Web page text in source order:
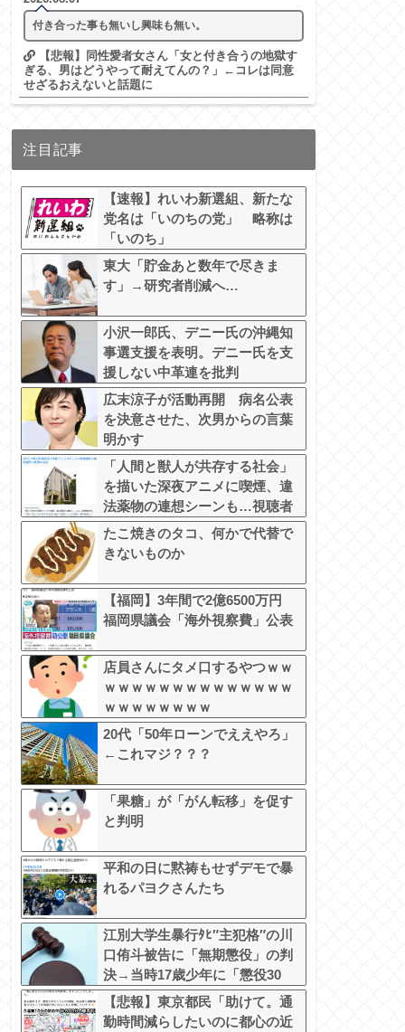
付き合った事も無いし興味も無い。
【悲報】同性愛者女さん「女と付き合うの地獄す
ぎる、男はどうやって耐えてんの？」←コレは同意
せざるおえないと話題に
注目記事
【速報】れいわ新選組、新たな
党名は「いのちの党」 略称は
「いのち」
東大「貯金あと数年で尽きま
す」→研究者削減へ…
小沢一郎氏、デニー氏の沖縄知
事選支援を表明。デニー氏を支
援しない中革連を批判
広末涼子が活動再開 病名公表
を決意させた、次男からの言葉
明かす
「人間と獣人が共存する社会」
を描いた深夜アニメに喫煙、違
法薬物の連想シーンも…視聴者
批判でBPO議論
たこ焼きのタコ、何かで代替で
きないものか
【福岡】3年間で2億6500万円
福岡県議会「海外視察費」公表
店員さんにタメ口するやつｗｗ
ｗｗｗｗｗｗｗｗｗｗｗｗｗｗ
ｗｗｗｗｗｗｗｗ
20代「50年ローンでええやろ」
←これマジ？？？
「果糖」が「がん転移」を促す
と判明
平和の日に黙祷もせずデモで暴
れるパヨクさんたち
江別大学生暴行ﾀﾋ″主犯格″の川
口侑斗被告に「無期懲役」の判
決→当時17歳少年に「懲役30
年」の判決
【悲報】東京都民「助けて。通
勤時間減らしたいのに都心の近